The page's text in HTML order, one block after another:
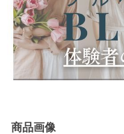
商品画像